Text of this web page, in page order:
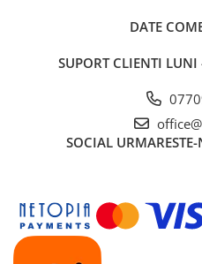
DATE
SUPORT CLIENTI LUNI
SOCIAL